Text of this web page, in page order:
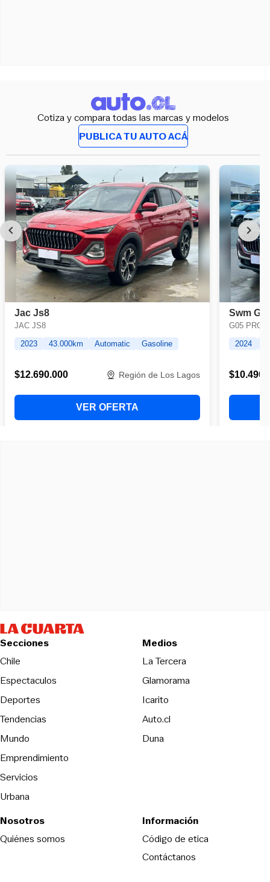
Cotiza y compara todas las marcas y modelos
PUBLICA TU AUTO ACÁ
Secciones
Chile
Espectaculos
Deportes
Tendencias
Mundo
Emprendimiento
Servicios
Urbana
Medios
La TerceraOpens in new
Glamorama
Icarito
Auto.cl
DunaOpens in new window
Nosotros
Quiénes somos
Información
Código de eticaOpens in new
Contáctanos